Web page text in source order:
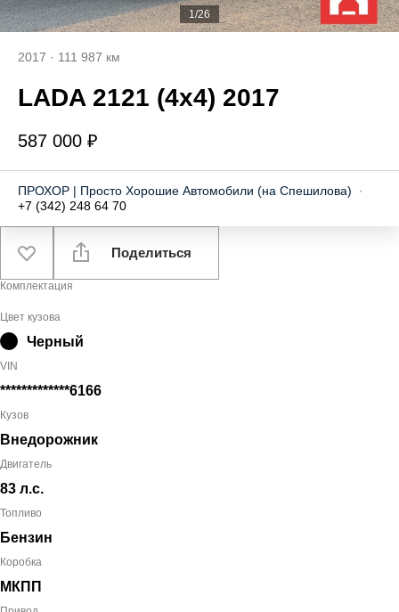
1/26
2017 · 111 987 км
LADA 2121 (4x4) 2017
587 000 ₽
ПРОХОР | Просто Хорошие Автомобили (на Спешилова) ·
+7 (342) 248 64 70
Поделиться
Комплектация
Цвет кузова
Черный
VIN
*************6166
Кузов
Внедорожник
Двигатель
83 л.с.
Топливо
Бензин
Коробка
МКПП